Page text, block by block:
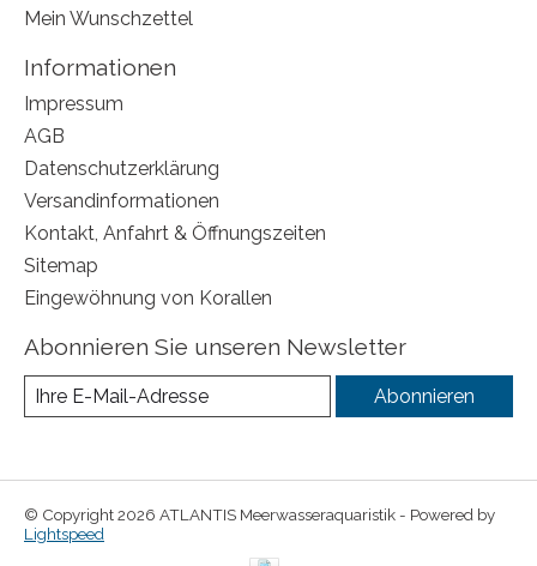
Mein Wunschzettel
Informationen
Impressum
AGB
Datenschutzerklärung
Versandinformationen
Kontakt, Anfahrt & Öffnungszeiten
Sitemap
Eingewöhnung von Korallen
Abonnieren Sie unseren Newsletter
Abonnieren
© Copyright 2026 ATLANTIS Meerwasseraquaristik - Powered by
Lightspeed